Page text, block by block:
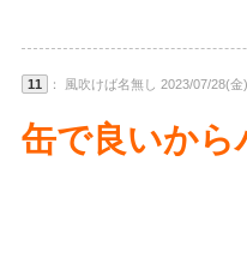
11 ： 風吹けば名無し 2023/07/28(
缶で良いから